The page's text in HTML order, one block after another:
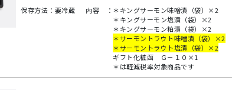
保存方法：要冷蔵 内容 ： ＊キングサーモン味噌漬（袋）×2
＊キングサーモン塩漬（袋）×2
＊キングサーモン粕漬（袋）×2
＊サーモントラウト味噌漬（袋）×2
＊サーモントラウト塩漬（袋）×2
ギフト化粧函 Ｇ－１０×1
＊は軽減税率対象商品です